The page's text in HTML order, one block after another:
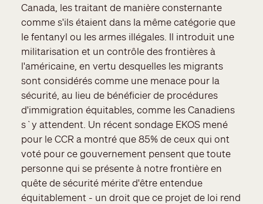
Canada, les traitant de manière consternante
comme s'ils étaient dans la même catégorie que
le fentanyl ou les armes illégales. Il introduit une
militarisation et un contrôle des frontières à
l'américaine, en vertu desquelles les migrants
sont considérés comme une menace pour la
sécurité, au lieu de bénéficier de procédures
d'immigration équitables, comme les Canadiens
s`y attendent. Un récent sondage EKOS mené
pour le CCR a montré que 85% de ceux qui ont
voté pour ce gouvernement pensent que toute
personne qui se présente à notre frontière en
quête de sécurité mérite d'être entendue
équitablement - un droit que ce projet de loi rend